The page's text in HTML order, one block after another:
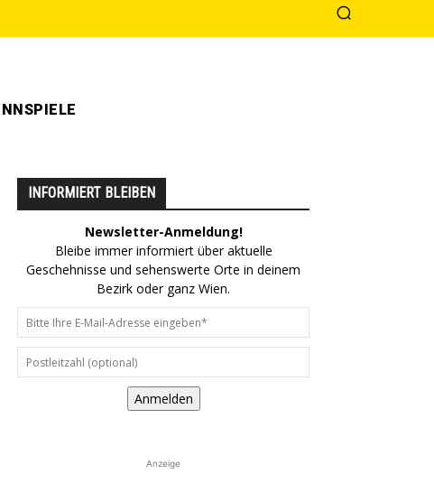
INFORMIERT BLEIBEN
Newsletter-Anmeldung!
Bleibe immer informiert über aktuelle
Geschehnisse und sehenswerte Orte in deinem
Bezirk oder ganz Wien.
Anmelden
Anzeige